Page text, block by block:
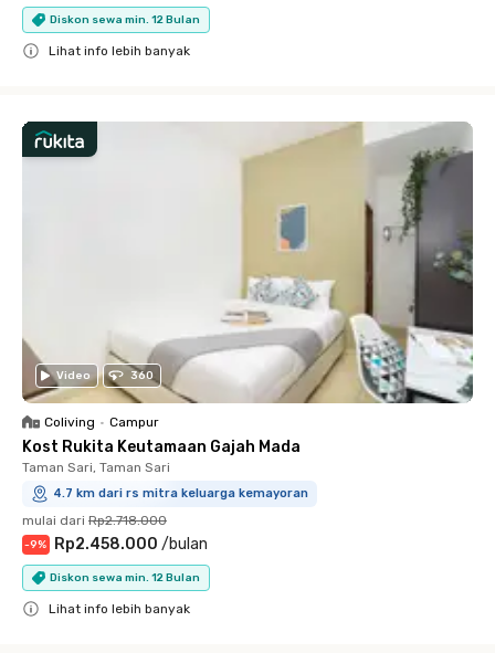
Diskon sewa min. 12 Bulan
Lihat info lebih banyak
Video 360
Coliving • Campur
Kost Rukita Keutamaan Gajah Mada
Taman Sari, Taman Sari
4.7 km dari rs mitra keluarga kemayoran
mulai dari Rp2.718.000
-9% Rp2.458.000 /bulan
Diskon sewa min. 12 Bulan
Lihat info lebih banyak